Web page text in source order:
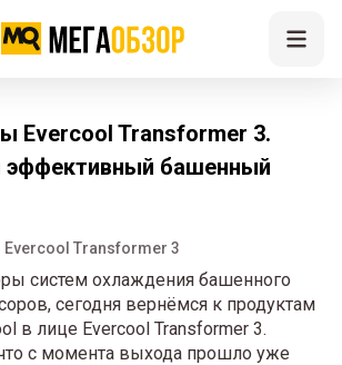
Evercool Transformer 3.
эффективный башенный
Evercool Transformer 3
систем охлаждения башенного
сегодня вернёмся к продуктам
в лице Evercool Transformer 3.
с момента выхода прошло уже